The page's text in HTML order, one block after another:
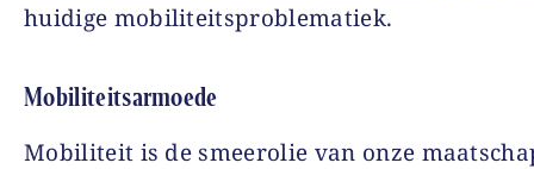
huidige mobiliteitsproblematiek.
Mobiliteitsarmoede
Mobiliteit is de smeerolie van onze